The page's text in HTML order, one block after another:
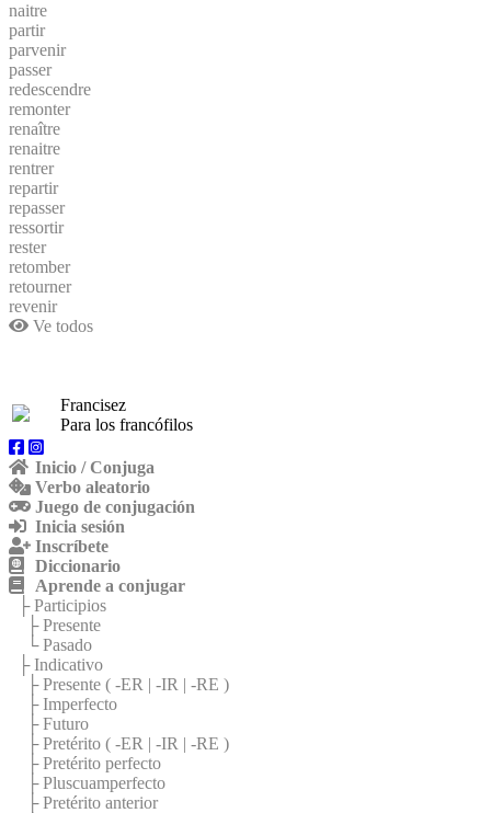
naitre
partir
parvenir
passer
redescendre
remonter
renaître
renaitre
rentrer
repartir
repasser
ressortir
rester
retomber
retourner
revenir
Ve todos
Francisez
Para los francófilos
Inicio / Conjuga
Verbo aleatorio
Juego de conjugación
Inicia sesión
Inscríbete
Diccionario
Aprende a conjugar
├ Participios
├ Presente
└ Pasado
├ Indicativo
├ Presente ( -ER | -IR | -RE )
├ Imperfecto
├ Futuro
├ Pretérito ( -ER | -IR | -RE )
├ Pretérito perfecto
├ Pluscuamperfecto
├ Pretérito anterior